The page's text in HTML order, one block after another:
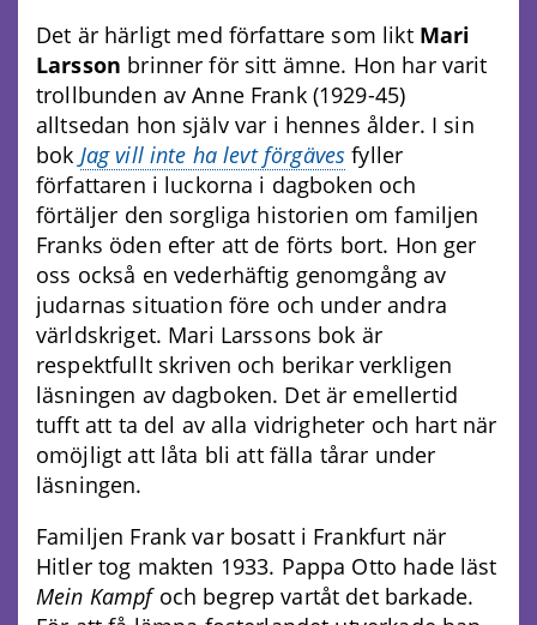
Det är härligt med författare som likt Mari
Larsson brinner för sitt ämne. Hon har varit
trollbunden av Anne Frank (1929-45)
alltsedan hon själv var i hennes ålder. I sin
bok Jag vill inte ha levt förgäves fyller
författaren i luckorna i dagboken och
förtäljer den sorgliga historien om familjen
Franks öden efter att de förts bort. Hon ger
oss också en vederhäftig genomgång av
judarnas situation före och under andra
världskriget. Mari Larssons bok är
respektfullt skriven och berikar verkligen
läsningen av dagboken. Det är emellertid
tufft att ta del av alla vidrigheter och hart när
omöjligt att låta bli att fälla tårar under
läsningen.
Familjen Frank var bosatt i Frankfurt när
Hitler tog makten 1933. Pappa Otto hade läst
Mein Kampfoch begrep vartåt det barkade.